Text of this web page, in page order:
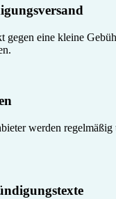
gegen eine kleine
werden